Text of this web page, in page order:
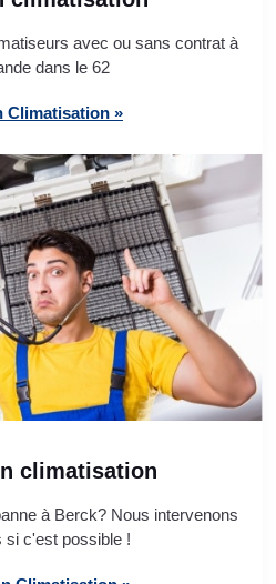
avec ou sans contrat à
dans le 62
Climatisation »
climatisation
à Berck? Nous intervenons
si c'est possible !